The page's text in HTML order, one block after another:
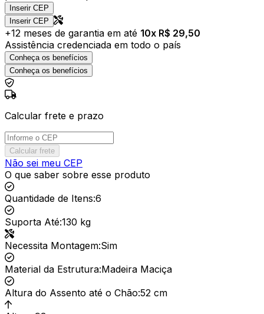
Inserir CEP
Inserir CEP
+12 meses de garantia em até 10x R$ 29,50
Assistência credenciada em todo o país
Conheça os benefícios
Conheça os benefícios
Calcular frete e prazo
Calcular frete
Não sei meu CEP
O que saber sobre esse produto
Quantidade de Itens:6
Suporta Até:130 kg
Necessita Montagem:Sim
Material da Estrutura:Madeira Maciça
Altura do Assento até o Chão:52 cm